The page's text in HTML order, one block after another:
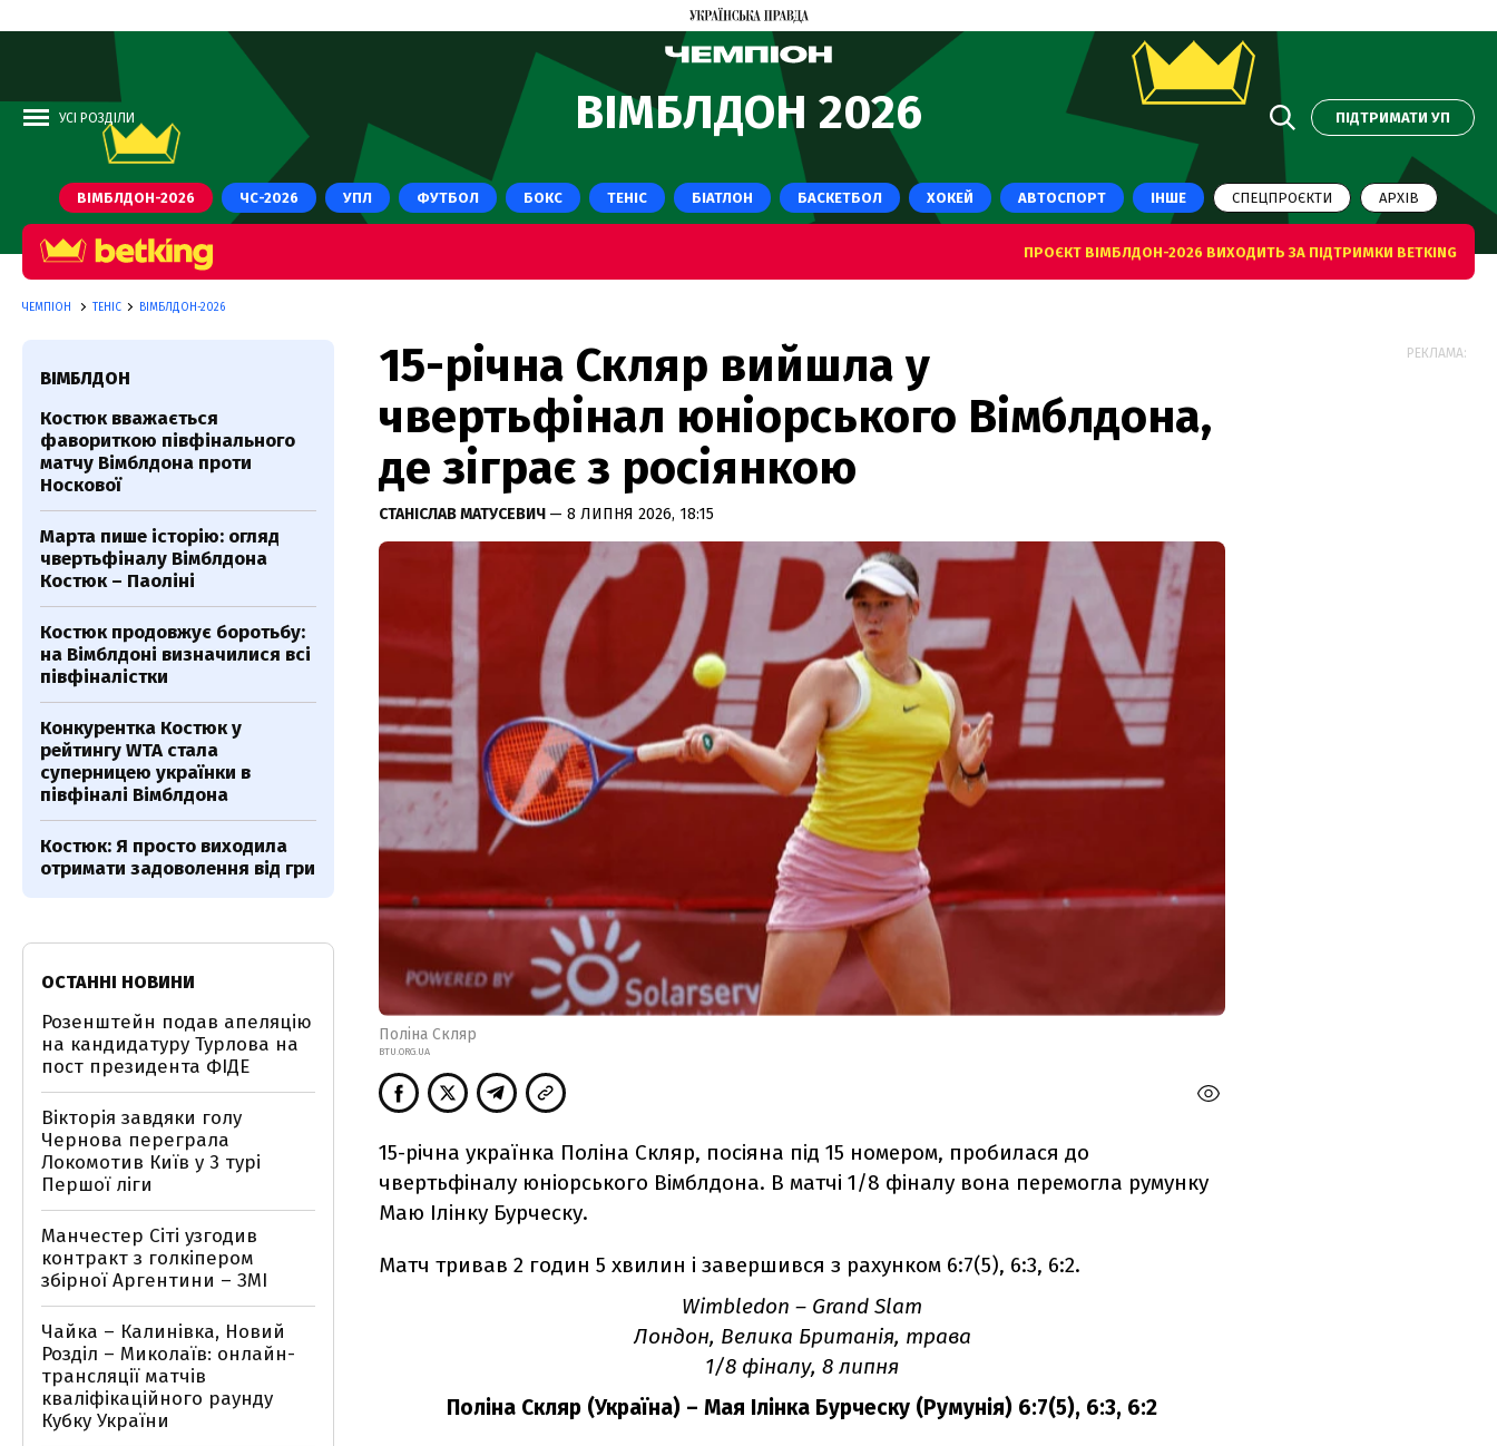
УСІ РОЗДІЛИ ВІМБЛДОН 2026 ПІДТРИМАТИ УП
ВІМБЛДОН-2026 ЧС-2026 УПЛ ФУТБОЛ БОКС ТЕНІС БІАТЛОН БАСКЕТБОЛ ХОКЕЙ АВТОСПОРТ ІНШЕ СПЕЦПРОЄКТИ АРХІВ
ПРОЄКТ ВІМБЛДОН-2026 ВИХОДИТЬ ЗА ПІДТРИМКИ BETKING
ЧЕМПІОН ТЕНІС ВІМБЛДОН-2026
15-річна Скляр вийшла у
чвертьфінал юніорського Вімблдона,
де зіграє з росіянкою
СТАНІСЛАВ МАТУСЕВИЧ — 8 ЛИПНЯ 2026, 18:15
Поліна Скляр
BTU.ORG.UA
15-річна українка Поліна Скляр, посіяна під 15 номером, пробилася до
чвертьфіналу юніорського Вімблдона. В матчі 1/8 фіналу вона перемогла румунку
Маю Ілінку Бурческу.
Матч тривав 2 годин 5 хвилин і завершився з рахунком 6:7(5), 6:3, 6:2.
Wimbledon – Grand Slam
Лондон, Велика Британія, трава
1/8 фіналу, 8 липня
Поліна Скляр (Україна) – Мая Ілінка Бурческу (Румунія) 6:7(5), 6:3, 6:2
ВІМБЛДОН
Костюк вважається
фавориткою півфінального
матчу Вімблдона проти
Носкової
Марта пише історію: огляд
чвертьфіналу Вімблдона
Костюк – Паоліні
Костюк продовжує боротьбу:
на Вімблдоні визначилися всі
півфіналістки
Конкурентка Костюк у
рейтингу WTA стала
суперницею українки в
півфіналі Вімблдона
Костюк: Я просто виходила
отримати задоволення від гри
ОСТАННІ НОВИНИ
Розенштейн подав апеляцію
на кандидатуру Турлова на
пост президента ФІДЕ
Вікторія завдяки голу
Чернова переграла
Локомотив Київ у 3 турі
Першої ліги
Манчестер Сіті узгодив
контракт з голкіпером
збірної Аргентини – ЗМІ
Чайка – Калинівка, Новий
Розділ – Миколаїв: онлайн-
трансляції матчів
кваліфікаційного раунду
Кубку України
РЕКЛАМА: